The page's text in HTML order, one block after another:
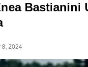
Bastianini
8, 2024